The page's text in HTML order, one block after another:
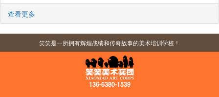
可爱的人。每年这个时候都是忙碌的、紧张
的，同时又是充满梦想、充满期待的..
查看更多
笑笑是一所拥有辉煌战绩和传奇故事的美术培训学校！
136-6380-1539